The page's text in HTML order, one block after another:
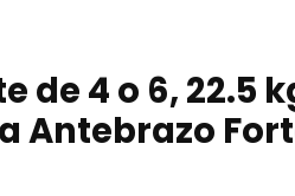
de 4 o 6, 22.5
Antebrazo